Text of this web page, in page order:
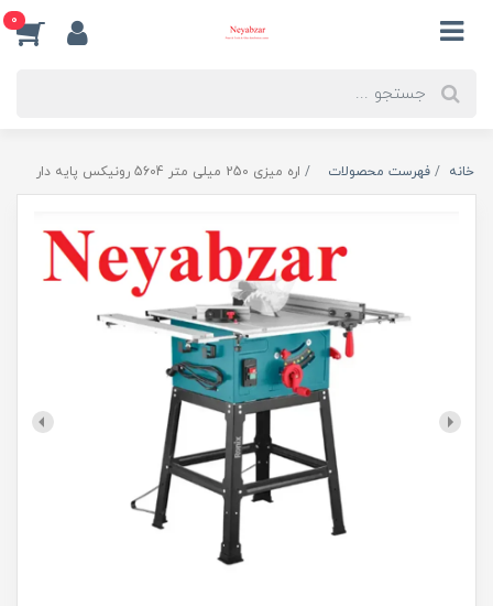
0
خانه فهرست محصولات اره میزی 250 میلی متر 5604 رونیکس پایه دار